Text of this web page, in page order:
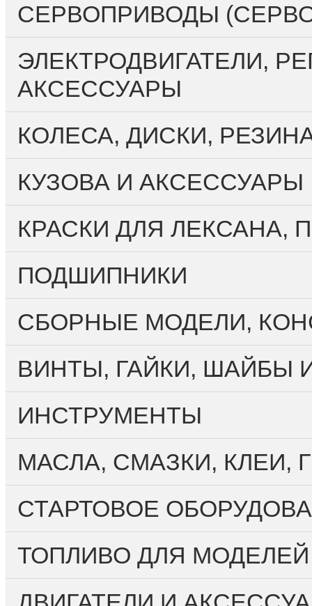
СЕРВОПРИВОДЫ
ЭЛЕКТРОДВИГАТЕЛИ,
АКСЕССУАРЫ
КОЛЕСА, ДИСКИ,
КУЗОВА И АКСЕССУАРЫ
КРАСКИ ДЛЯ ЛЕКСАНА,
ПОДШИПНИКИ
CБОРНЫЕ МОДЕЛИ,
ВИНТЫ, ГАЙКИ, ШАЙБЫ
ИНСТРУМЕНТЫ
МАСЛА, СМАЗКИ, КЛЕИ,
СТАРТОВОЕ
ТОПЛИВО ДЛЯ МОДЕЛЕЙ